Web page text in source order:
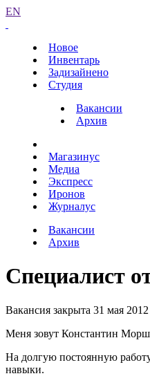
EN
Новое
Инвентарь
Задизайнено
Студия
Вакансии
Архив
Магазинус
Медиа
Экспресс
Иронов
Журналус
Вакансии
Архив
Специалист
Вакансия закрыта 31 мая 2012
Меня зовут Константин
На долгую постоянную
навыки.